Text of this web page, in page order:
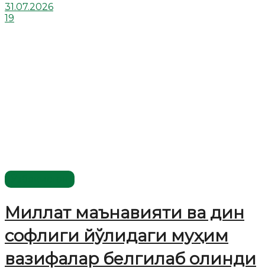
31.07.2026
19
Миллат маънавияти ва дин
софлиги йўлидаги муҳим
вазифалар белгилаб олинди